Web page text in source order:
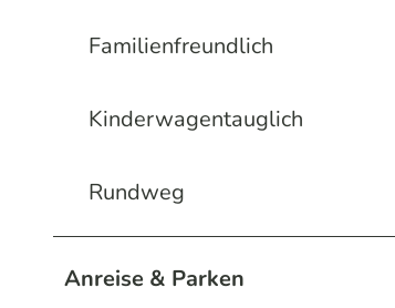
Familienfreundlich
Kinderwagentauglich
Rundweg
Anreise & Parken